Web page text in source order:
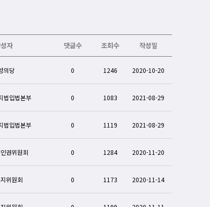
자 댓글수 조회수 작성일
의당 0 1246 2020-10-20
법입법본부 0 1083 2021-08-29
법입법본부 0 1119 2021-08-29
권위원회 0 1284 2020-11-20
위원회 0 1173 2020-11-14